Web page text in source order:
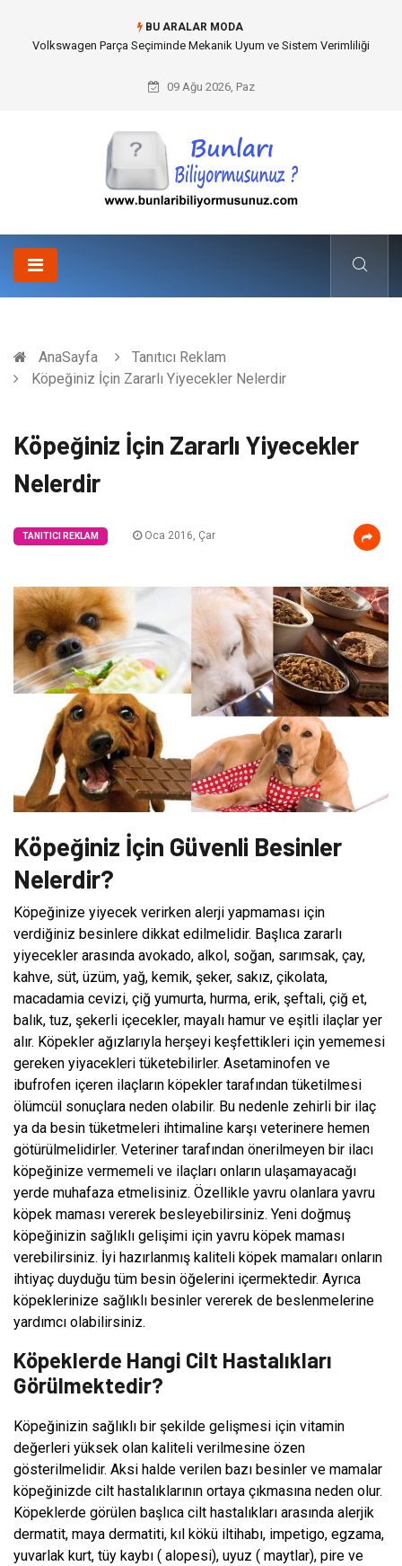
BU ARALAR MODA
Best Wedding Photographer in Turkey Seçimi Nasıl Yapılmalı?
09 Ağu 2026, Paz
AnaSayfa
Tanıtıcı Reklam
Köpeğiniz İçin Zararlı Yiyecekler Nelerdir
Köpeğiniz İçin Zararlı Yiyecekler
Nelerdir
TANITICI REKLAM Oca 2016, Çar
Köpeğiniz İçin Güvenli Besinler
Nelerdir?
Köpeğinize yiyecek verirken alerji yapmaması için
verdiğiniz besinlere dikkat edilmelidir. Başlıca zararlı
yiyecekler arasında avokado, alkol, soğan, sarımsak, çay,
kahve, süt, üzüm, yağ, kemik, şeker, sakız, çikolata,
macadamia cevizi, çiğ yumurta, hurma, erik, şeftali, çiğ et,
balık, tuz, şekerli içecekler, mayalı hamur ve eşitli ilaçlar yer
alır. Köpekler ağızlarıyla herşeyi keşfettikleri için yememesi
gereken yiyacekleri tüketebilirler. Asetaminofen ve
ibufrofen içeren ilaçların köpekler tarafından tüketilmesi
ölümcül sonuçlara neden olabilir. Bu nedenle zehirli bir ilaç
ya da besin tüketmeleri ihtimaline karşı veterinere hemen
götürülmelidirler. Veteriner tarafından önerilmeyen bir ilacı
köpeğinize vermemeli ve ilaçları onların ulaşamayacağı
yerde muhafaza etmelisiniz. Özellikle yavru olanlara yavru
köpek maması vererek besleyebilirsiniz. Yeni doğmuş
köpeğinizin sağlıklı gelişimi için yavru köpek maması
verebilirsiniz. İyi hazırlanmış kaliteli köpek mamaları onların
ihtiyaç duyduğu tüm besin öğelerini içermektedir. Ayrıca
köpeklerinize sağlıklı besinler vererek de beslenmelerine
yardımcı olabilirsiniz.
Köpeklerde Hangi Cilt Hastalıkları
Görülmektedir?
Köpeğinizin sağlıklı bir şekilde gelişmesi için vitamin
değerleri yüksek olan kaliteli verilmesine özen
gösterilmelidir. Aksi halde verilen bazı besinler ve mamalar
köpeğinizde cilt hastalıklarının ortaya çıkmasına neden olur.
Köpeklerde görülen başlıca cilt hastalıkları arasında alerjik
dermatit, maya dermatiti, kıl kökü iltihabı, impetigo, egzama,
yuvarlak kurt, tüy kaybı ( alopesi), uyuz ( maytlar), pire ve